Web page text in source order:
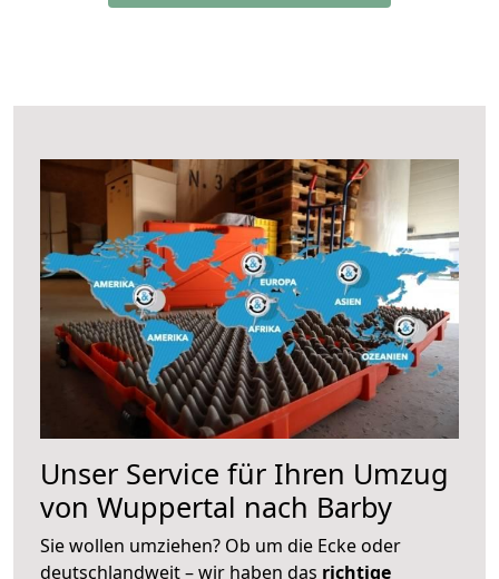
Unser Service für Ihren Umzug
von Wuppertal nach Barby
Sie wollen umziehen? Ob um die Ecke oder
deutschlandweit – wir haben das richtige